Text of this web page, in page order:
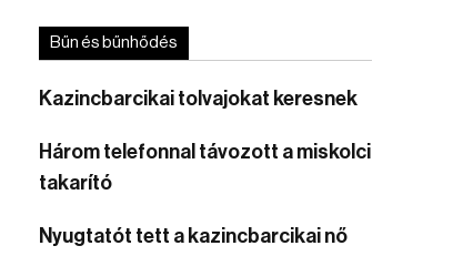
Bűn és bűnhődés
Kazincbarcikai tolvajokat keresnek
Három telefonnal távozott a miskolci
takarító
Nyugtatót tett a kazincbarcikai nő